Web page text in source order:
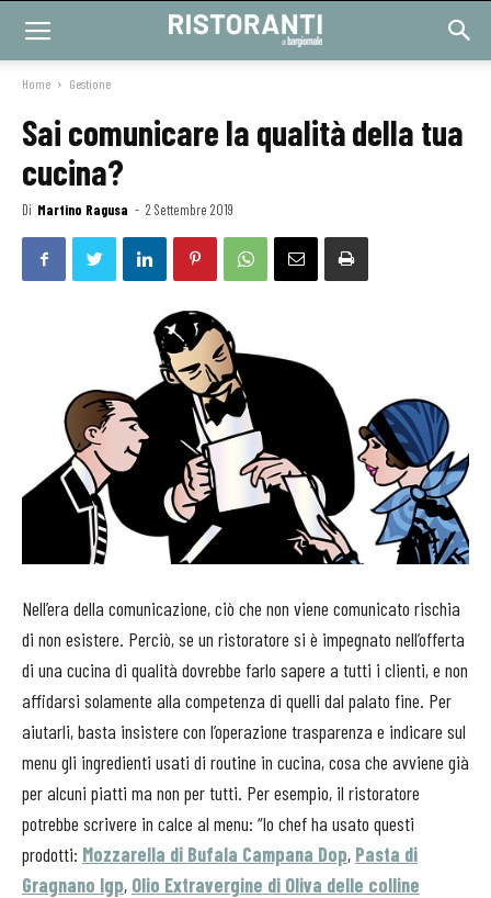
Home Gestione
Sai comunicare la qualità della tua
cucina?
Di Martino Ragusa - 2 Settembre 2019
Nell’era della comunicazione, ciò che non viene comunicato rischia
di non esistere. Perciò, se un ristoratore si è impegnato nell’offerta
di una cucina di qualità dovrebbe farlo sapere a tutti i clienti, e non
affidarsi solamente alla competenza di quelli dal palato fine. Per
aiutarli, basta insistere con l’operazione trasparenza e indicare sul
menu gli ingredienti usati di routine in cucina, cosa che avviene già
per alcuni piatti ma non per tutti. Per esempio, il ristoratore
potrebbe scrivere in calce al menu: “lo chef ha usato questi
prodotti: Mozzarella di Bufala Campana Dop, Pasta di
Gragnano Igp, Olio Extravergine di Oliva delle colline